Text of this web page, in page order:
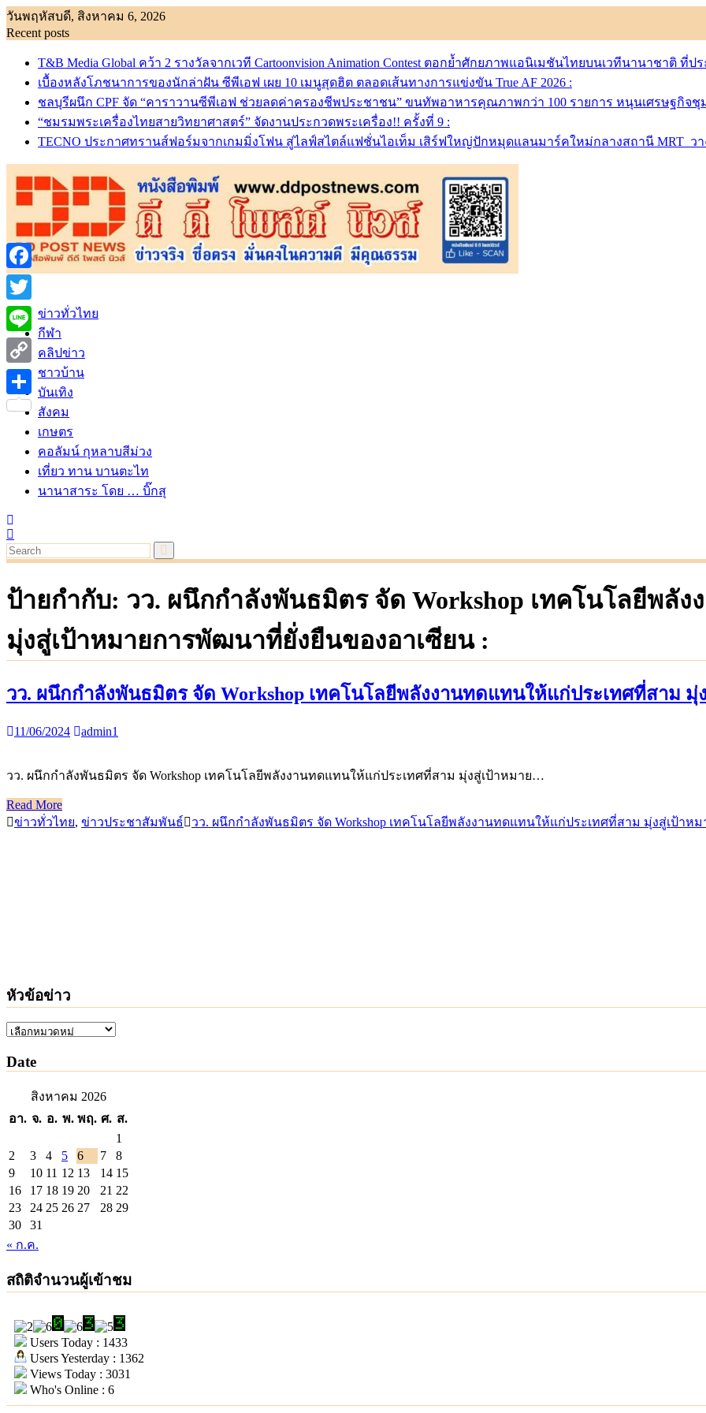
Skip
to
content
วันพฤหัสบดี, สิงหาคม 6, 2026
Recent posts
T&B Media Global คว้า 2 รางวัลจากเวที Cartoonvision Animation Contest ตอกย้ำศักยภาพแอนิเมชันไทยบนเวทีนานาชาติ ที่ป
เบื้องหลังโภชนาการของนักล่าฝัน ซีพีเอฟ เผย 10 เมนูสุดฮิต ตลอดเส้นทางการแข่งขัน True AF 2026 :
ชลบุรีผนึก CPF จัด “คาราวานซีพีเอฟ ช่วยลดค่าครองชีพประชาชน” ขนทัพอาหารคุณภาพกว่า 100 รายการ หนุนเศรษฐกิจชุ
“ชมรมพระเครื่องไทยสายวิทยาศาสตร์” จัดงานประกวดพระเครื่อง!! ครั้งที่ 9 :
TECNO ประกาศทรานส์ฟอร์มจากเกมมิ่งโฟน สู่ไลฟ์สไตล์แฟชั่นไอเท็ม เสิร์ฟใหญ่ปักหมุดแลนมาร์คใหม่กลางสถานี MRT วาง
ข่าวทั่วไทย
กีฬา
คลิปข่าว
ชาวบ้าน
บันเทิง
สังคม
เกษตร
คอลัมน์ กุหลาบสีม่วง
เที่ยว ทาน บานตะไท
นานาสาระ โดย … บิ๊กสุ
ป้ายกำกับ: วว. ผนึกกำลังพันธมิตร จัด Workshop เทคโนโลยีพลั
มุ่งสู่เป้าหมายการพัฒนาที่ยั่งยืนของอาเซียน :
วว. ผนึกกำลังพันธมิตร จัด Workshop เทคโนโลยีพลังงานทดแทนให้แก่ประเทศที่สาม
11/06/2024 admin1
วว. ผนึกกำลังพันธมิตร จัด Workshop เทคโนโลยีพลังงานทดแทนให้แก่ประเทศที่สาม มุ่งสู่เป้าหมาย…
Read More
ข่าวทั่วไทย, ข่าวประชาสัมพันธ์ วว. ผนึกกำลังพันธมิตร จัด Workshop เทคโนโลยีพลังงานทดแทนให้แก่ประเทศที่สาม มุ่งสู่เป้าห
หัวข้อข่าว
หัวข้อ
Date
สิงหาคม 2026
อา. จ. อ. พ. พฤ. ศ. ส.
1
2
3 4 5 6 7
8
9
10 11 12 13 14 15
16
17 18 19 20 21 22
23
24 25 26 27 28 29
30
31
« ก.ค.
สถิติจำนวนผู้เข้าชม
Users Today : 1433
Users Yesterday : 1362
Views Today : 3031
Who's Online : 6
Facebook
Twitter
Line
Copy
Link
Share